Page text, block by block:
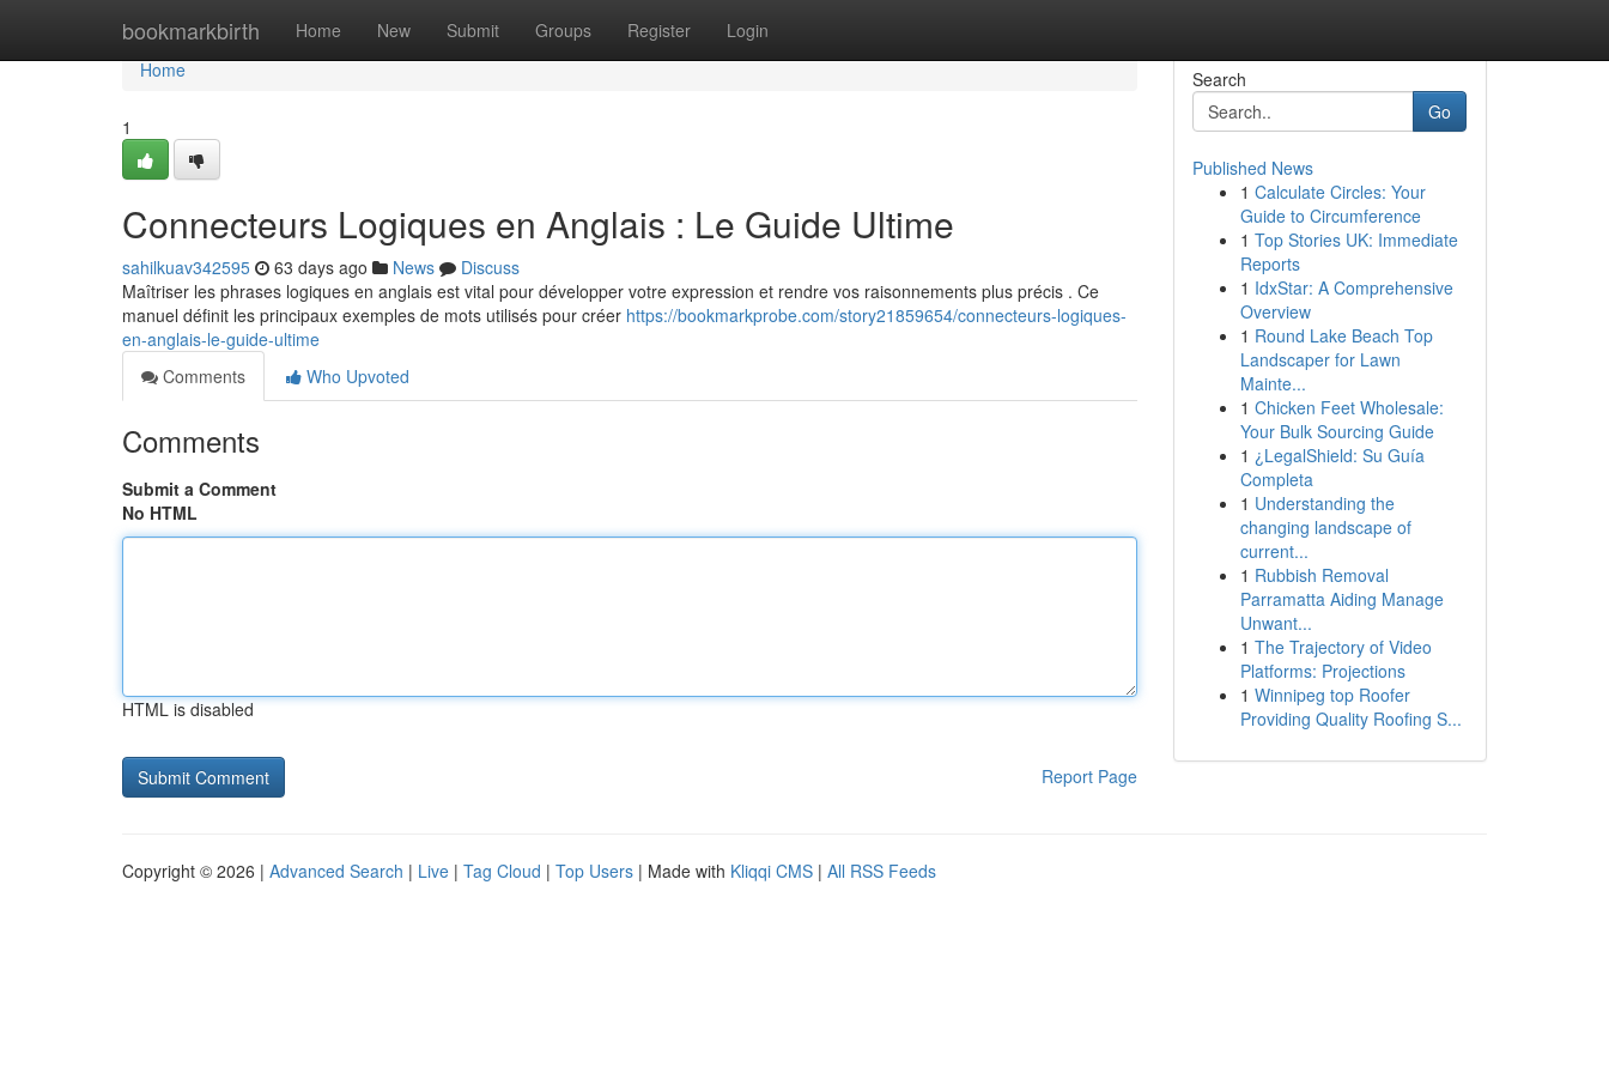
bookmarkbirth Home New Submit Groups Register Login
Home
Home
1
Connecteurs Logiques en Anglais : Le Guide Ultime
sahilkuav342595 63 days ago News
Discuss
Maîtriser les phrases logiques en anglais est vital pour développer votre expression et rendre vos raisonnements plus précis . Ce
manuel définit les principaux exemples de mots utilisés pour créer https://bookmarkprobe.com/story21859654/connecteurs-logiques-
en-anglais-le-guide-ultime
Comments
Who Upvoted
Comments
Submit a Comment
No HTML
HTML is disabled
Report Page
Search
Go
Published News
1 Calculate Circles: Your
Guide to Circumference
1 Top Stories UK: Immediate
Reports
1 IdxStar: A Comprehensive
Overview
1 Round Lake Beach Top
Landscaper for Lawn
Mainte...
1 Chicken Feet Wholesale:
Your Bulk Sourcing Guide
1 ¿LegalShield: Su Guía
Completa
1 Understanding the
changing landscape of
current...
1 Rubbish Removal
Parramatta Aiding Manage
Unwant...
1 The Trajectory of Video
Platforms: Projections
1 Winnipeg top Roofer
Providing Quality Roofing S...
Copyright © 2026 | Advanced Search | Live | Tag Cloud | Top Users | Made with Kliqqi CMS | All RSS Feeds